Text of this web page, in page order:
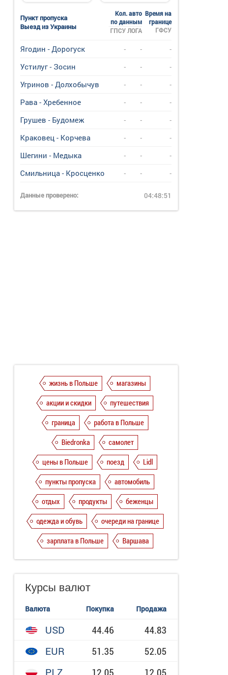
Пункт пропуска
Выезд из Украины
Кол. авто
по данным
Время на
границе
ГФСУ
ГПСУ ЛОГА
Ягодин - Дорогуск - -
-
Устилуг - Зосин
- -
-
Угринов - Долхобычув
- -
-
Рава - Хребенное
- -
-
Грушев - Будомеж
- -
-
Краковец - Корчева
- -
-
Шегини - Медыка
- -
-
Смильница - Кросценко
- - -
Данные проверено: 04:48:51
жизнь в Польше
магазины
акции и скидки
путешествия
граница
работа в Польше
Biedronka
самолет
цены в Польше
поезд
Lidl
пункты пропуска
автомобиль
отдых
продукты
беженцы
одежда и обувь
очереди на границе
зарплата в Польше
Варшава
Курсы валют
Валюта Покупка Продажа
USD 44.46
44.83
EUR
51.35
52.05
PLZ
12.05 12.05